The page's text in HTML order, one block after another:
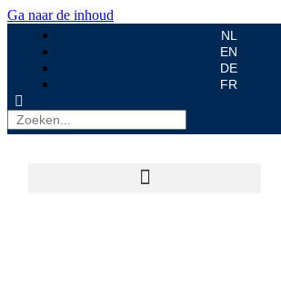
Ga naar de inhoud
NL
EN
DE
FR